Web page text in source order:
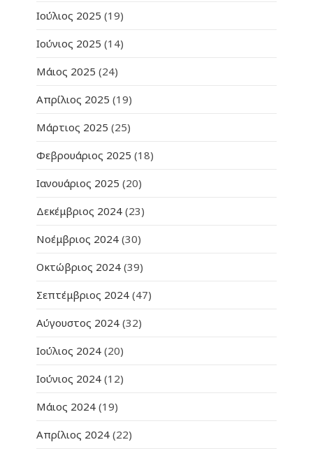
Ιούλιος 2025 (19)
Ιούνιος 2025 (14)
Μάιος 2025 (24)
Απρίλιος 2025 (19)
Μάρτιος 2025 (25)
Φεβρουάριος 2025 (18)
Ιανουάριος 2025 (20)
Δεκέμβριος 2024 (23)
Νοέμβριος 2024 (30)
Οκτώβριος 2024 (39)
Σεπτέμβριος 2024 (47)
Αύγουστος 2024 (32)
Ιούλιος 2024 (20)
Ιούνιος 2024 (12)
Μάιος 2024 (19)
Απρίλιος 2024 (22)